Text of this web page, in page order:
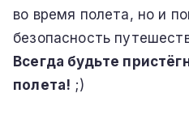
во время полета, но и
безопасность
Всегда будьте
полета! ;)